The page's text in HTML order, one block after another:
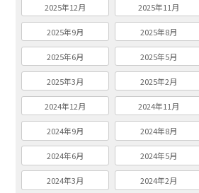
2025年12月 2025年11月
2025年9月 2025年8月
2025年6月 2025年5月
2025年3月 2025年2月
2024年12月 2024年11月
2024年9月 2024年8月
2024年6月 2024年5月
2024年3月 2024年2月